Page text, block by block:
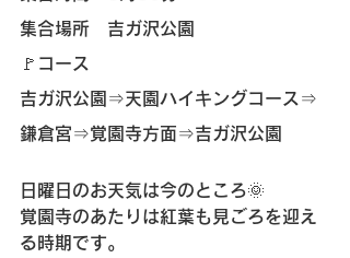
集合場所　吉ガ沢公園
🚩コース
吉ガ沢公園⇒天園ハイキングコース⇒
鎌倉宮⇒覚園寺方面⇒吉ガ沢公園
日曜日のお天気は今のところ🌞
覚園寺のあたりは紅葉も見ごろを迎え
る時期です。